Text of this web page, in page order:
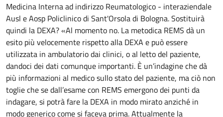
Medicina Interna ad indirizzo Reumatologico - interaziendale
Ausl e Aosp Policlinico di Sant'Orsola di Bologna. Sostituirà
quindi la DEXA? «Al momento no. La metodica REMS dà un
esito più velocemente rispetto alla DEXA e può essere
utilizzata in ambulatorio dai clinici, o al letto del paziente,
dandoci dei dati comunque importanti. È un’indagine che dà
più informazioni al medico sullo stato del paziente, ma ciò non
toglie che se dall’esame con REMS emergono dei punti da
indagare, si potrà fare la DEXA in modo mirato anziché in
modo generico come si faceva prima. Attualmente la